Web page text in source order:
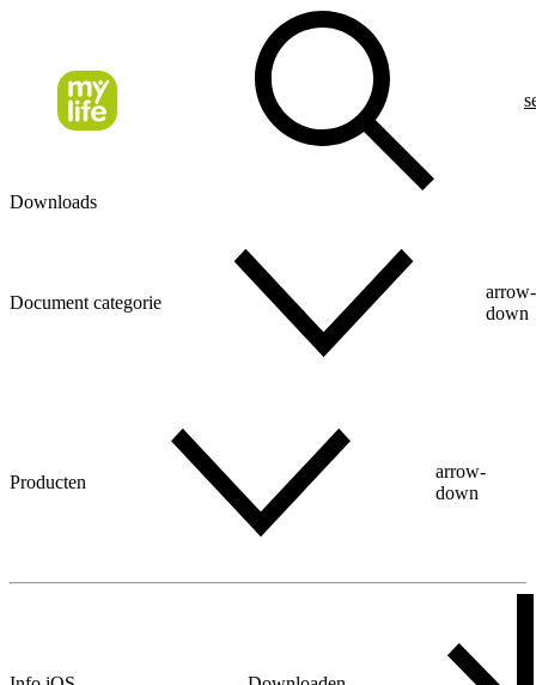
Downloads
Document categorie
arrow-
down
Producten
arrow-
down